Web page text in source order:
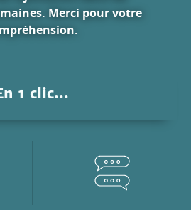
Merci pour votre
1 clic...